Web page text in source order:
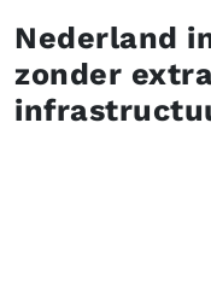
Nederland
zonder